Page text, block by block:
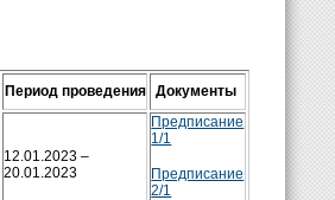
Период проведения Документы
12.01.2023 –
20.01.2023
Предписание
1/1
Предписание
2/1